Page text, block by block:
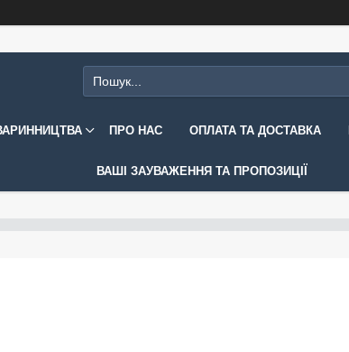
ПРО НАС ОПЛАТА ТА ДОСТАВКА
ВАШІ ЗАУВАЖЕННЯ ТА ПРОПОЗИЦІЇ